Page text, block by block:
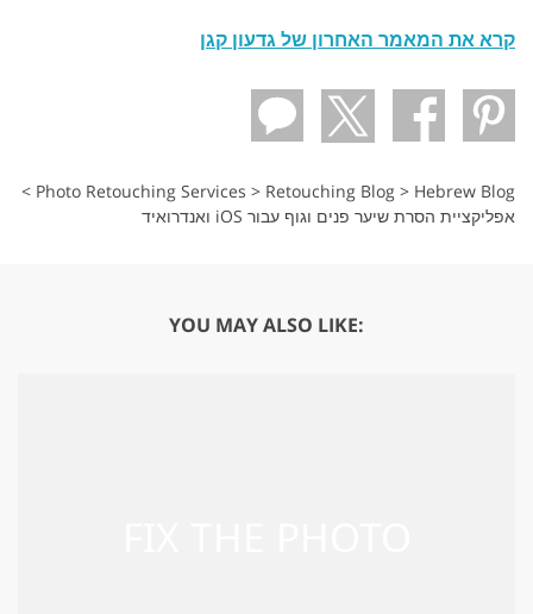
קרא את המאמר האחרון של גדעון קגן
Photo Retouching Services > Retouching Blog > Hebrew Blog
>
אפליקציית הסרת שיער פנים וגוף עבור iOS ואנדרואיד
YOU MAY ALSO LIKE: